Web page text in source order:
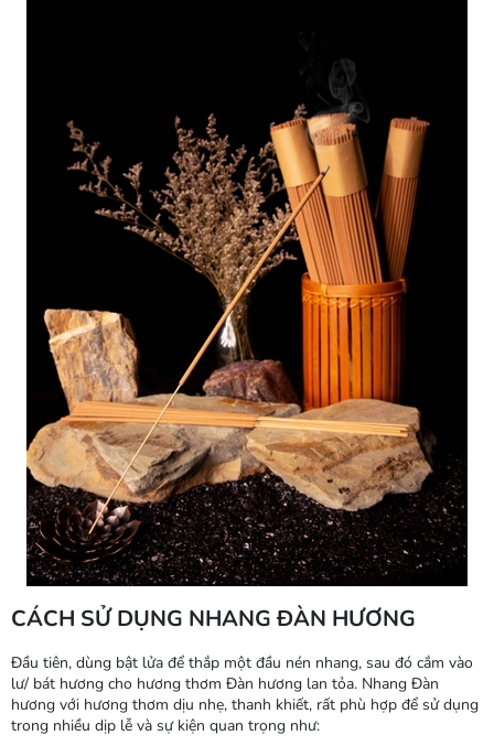
CÁCH SỬ DỤNG NHANG ĐÀN HƯƠNG
Đầu tiên, dùng bật lửa để thắp một đầu nén nhang, sau đó cắm vào
lư/ bát hương cho hương thơm Đàn hương lan tỏa. Nhang Đàn
hương với hương thơm dịu nhẹ, thanh khiết, rất phù hợp để sử dụng
trong nhiều dịp lễ và sự kiện quan trọng như: